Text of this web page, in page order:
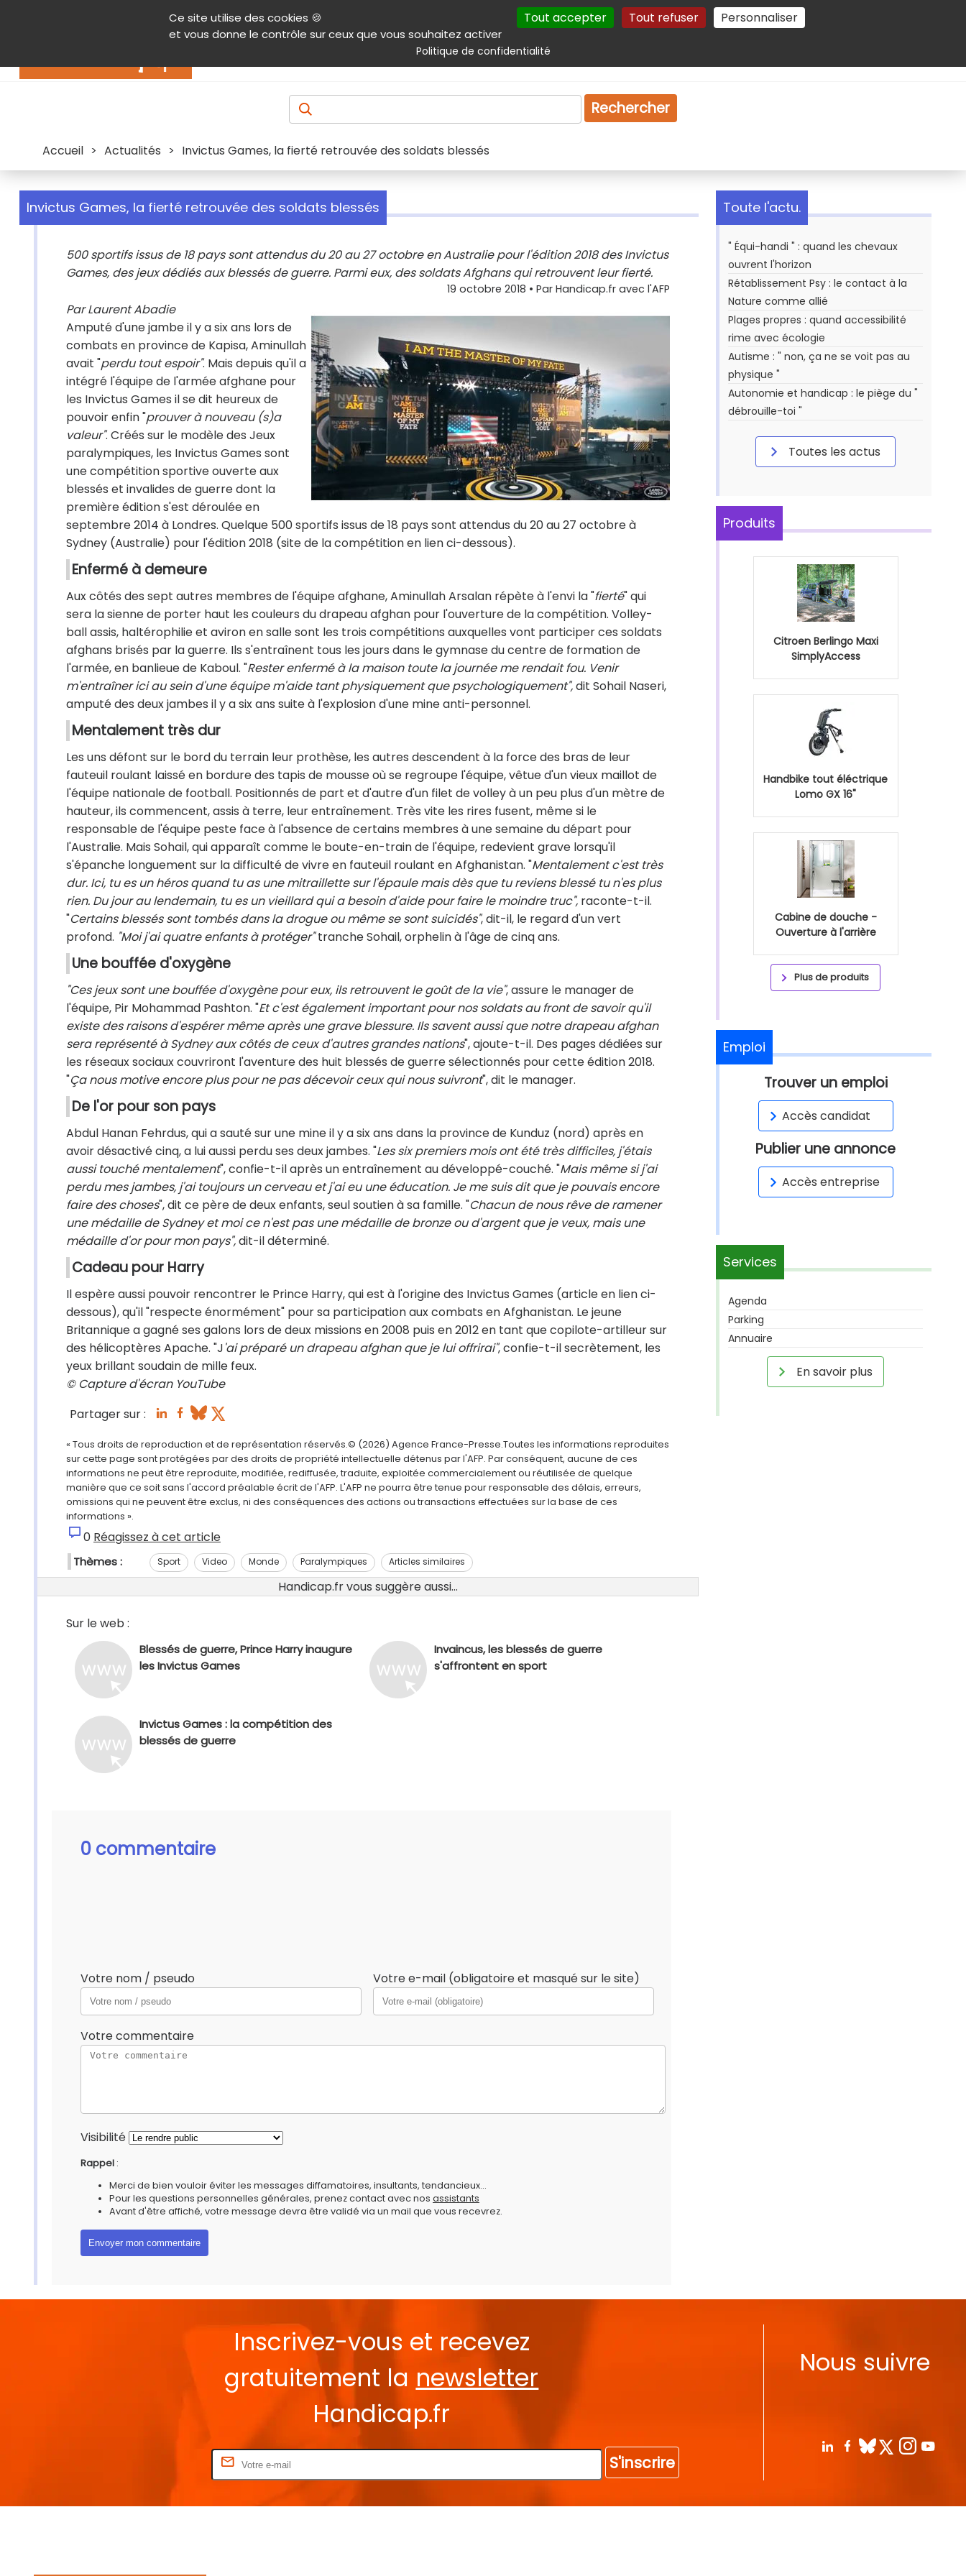
Ce site utilise des cookies 🍪
et vous donne le contrôle sur ceux que vous souhaitez activer
Tout accepter Tout refuser Personnaliser
Politique de confidentialité
Contenu Aide et accessibilité Menu principal Autres services Plan du site Gestion des cookies
Produits & services Emploi Droit
Rechercher
Accueil > Actualités > Invictus Games, la fierté retrouvée des soldats blessés
Invictus Games, la fierté retrouvée des soldats blessés
500 sportifs issus de 18 pays sont attendus du 20 au 27 octobre en Australie pour l'édition 2018 des Invictus
Games, des jeux dédiés aux blessés de guerre. Parmi eux, des soldats Afghans qui retrouvent leur fierté.
19 octobre 2018 • Par Handicap.fr avec l'AFP
Par Laurent Abadie
Amputé d'une jambe il y a six ans lors de
combats en province de Kapisa, Aminullah
avait "perdu tout espoir". Mais depuis qu'il a
intégré l'équipe de l'armée afghane pour
les Invictus Games il se dit heureux de
pouvoir enfin "prouver à nouveau (s)a
valeur". Créés sur le modèle des Jeux
paralympiques, les Invictus Games sont
une compétition sportive ouverte aux
blessés et invalides de guerre dont la
première édition s'est déroulée en
septembre 2014 à Londres. Quelque 500 sportifs issus de 18 pays sont attendus du 20 au 27 octobre à
Sydney (Australie) pour l'édition 2018 (site de la compétition en lien ci-dessous).
Enfermé à demeure
Aux côtés des sept autres membres de l'équipe afghane, Aminullah Arsalan répète à l'envi la "fierté" qui
sera la sienne de porter haut les couleurs du drapeau afghan pour l'ouverture de la compétition. Volley-
ball assis, haltérophilie et aviron en salle sont les trois compétitions auxquelles vont participer ces soldats
afghans brisés par la guerre. Ils s'entraînent tous les jours dans le gymnase du centre de formation de
l'armée, en banlieue de Kaboul. "Rester enfermé à la maison toute la journée me rendait fou. Venir
m'entraîner ici au sein d'une équipe m'aide tant physiquement que psychologiquement",dit Sohail Naseri,
amputé des deux jambes il y a six ans suite à l'explosion d'une mine anti-personnel.
Mentalement très dur
Les uns défont sur le bord du terrain leur prothèse, les autres descendent à la force des bras de leur
fauteuil roulant laissé en bordure des tapis de mousse où se regroupe l'équipe, vêtue d'un vieux maillot de
l'équipe nationale de football. Positionnés de part et d'autre d'un filet de volley à un peu plus d'un mètre de
hauteur, ils commencent, assis à terre, leur entraînement. Très vite les rires fusent, même si le
responsable de l'équipe peste face à l'absence de certains membres à une semaine du départ pour
l'Australie. Mais Sohail, qui apparaît comme le boute-en-train de l'équipe, redevient grave lorsqu'il
s'épanche longuement sur la difficulté de vivre en fauteuil roulant en Afghanistan. "Mentalement c'est très
dur. Ici, tu es un héros quand tu as une mitraillette sur l'épaule mais dès que tu reviens blessé tu n'es plus
rien. Du jour au lendemain, tu es un vieillard qui a besoin d'aide pour faire le moindre truc", raconte-t-il.
"Certains blessés sont tombés dans la drogue ou même se sont suicidés", dit-il, le regard d'un vert
profond. "Moi j'ai quatre enfants à protéger"tranche Sohail, orphelin à l'âge de cinq ans.
Une bouffée d'oxygène
"Ces jeux sont une bouffée d'oxygène pour eux, ils retrouvent le goût de la vie", assure le manager de
l'équipe, Pir Mohammad Pashton. "Et c'est également important pour nos soldats au front de savoir qu'il
existe des raisons d'espérer même après une grave blessure. Ils savent aussi que notre drapeau afghan
sera représenté à Sydney aux côtés de ceux d'autres grandes nations", ajoute-t-il. Des pages dédiées sur
les réseaux sociaux couvriront l'aventure des huit blessés de guerre sélectionnés pour cette édition 2018.
"Ça nous motive encore plus pour ne pas décevoir ceux qui nous suivront", dit le manager.
De l'or pour son pays
Abdul Hanan Fehrdus, qui a sauté sur une mine il y a six ans dans la province de Kunduz (nord) après en
avoir désactivé cinq, a lui aussi perdu ses deux jambes. "Les six premiers mois ont été très difficiles, j'étais
aussi touché mentalement", confie-t-il après un entraînement au développé-couché. "Mais même si j'ai
perdu mes jambes, j'ai toujours un cerveau et j'ai eu une éducation. Je me suis dit que je pouvais encore
faire des choses", dit ce père de deux enfants, seul soutien à sa famille. "Chacun de nous rêve de ramener
une médaille de Sydney et moi ce n'est pas une médaille de bronze ou d'argent que je veux, mais une
médaille d'or pour mon pays",dit-il déterminé.
Cadeau pour Harry
Il espère aussi pouvoir rencontrer le Prince Harry, qui est à l'origine des Invictus Games (article en lien ci-
dessous), qu'il "respecte énormément" pour sa participation aux combats en Afghanistan. Le jeune
Britannique a gagné ses galons lors de deux missions en 2008 puis en 2012 en tant que copilote-artilleur sur
des hélicoptères Apache. "J'ai préparé un drapeau afghan que je lui offrirai", confie-t-il secrètement, les
yeux brillant soudain de mille feux.
© Capture d'écran YouTube
Partager sur :
« Tous droits de reproduction et de représentation réservés.© (2026) Agence France-Presse.Toutes les informations reproduites
sur cette page sont protégées par des droits de propriété intellectuelle détenus par l'AFP. Par conséquent, aucune de ces
informations ne peut être reproduite, modifiée, rediffusée, traduite, exploitée commercialement ou réutilisée de quelque
manière que ce soit sans l'accord préalable écrit de l'AFP. L'AFP ne pourra être tenue pour responsable des délais, erreurs,
omissions qui ne peuvent être exclus, ni des conséquences des actions ou transactions effectuées sur la base de ces
informations ».
0 Réagissez à cet article
Thèmes : Sport Video Monde Paralympiques Articles similaires
Handicap.fr vous suggère aussi...
Sur le web :
Blessés de guerre, Prince Harry inaugure
les Invictus Games
Invaincus, les blessés de guerre
s'affrontent en sport
Invictus Games : la compétition des
blessés de guerre
0 commentaire
Votre nom / pseudo Votre e-mail (obligatoire et masqué sur le site)
Votre commentaire
Visibilité
Rappel :
Merci de bien vouloir éviter les messages diffamatoires, insultants, tendancieux...
Pour les questions personnelles générales, prenez contact avec nos assistants
Avant d'être affiché, votre message devra être validé via un mail que vous recevrez.
Toute l'actu.
" Équi-handi " : quand les chevaux
ouvrent l'horizon
Rétablissement Psy : le contact à la
Nature comme allié
Plages propres : quand accessibilité
rime avec écologie
Autisme : " non, ça ne se voit pas au
physique "
Autonomie et handicap : le piège du "
débrouille-toi "
Toutes les actus
Produits
Citroen Berlingo Maxi
SimplyAccess
Handbike tout éléctrique
Lomo GX 16"
Cabine de douche -
Ouverture à l'arrière
Plus de produits
Emploi
Trouver un emploi
Accès candidat
Publier une annonce
Accès entreprise
Services
Agenda
Parking
Annuaire
En savoir plus
Inscrivez-vous et recevez
gratuitement la newsletter
Handicap.fr
S'inscrire
Nous suivre